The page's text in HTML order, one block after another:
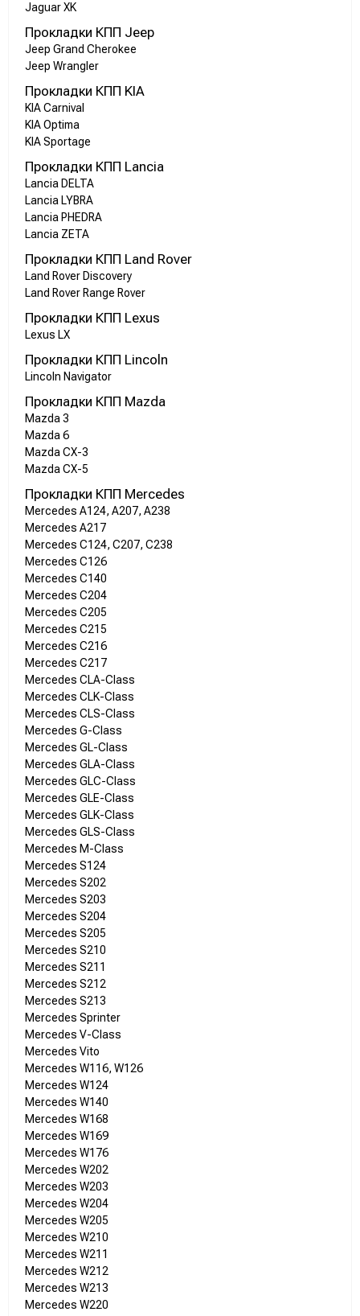
Jaguar XK
Прокладки КПП Jeep
Jeep Grand Cherokee
Jeep Wrangler
Прокладки КПП KIA
KIA Carnival
KIA Optima
KIA Sportage
Прокладки КПП Lancia
Lancia DELTA
Lancia LYBRA
Lancia PHEDRA
Lancia ZETA
Прокладки КПП Land Rover
Land Rover Discovery
Land Rover Range Rover
Прокладки КПП Lexus
Lexus LX
Прокладки КПП Lincoln
Lincoln Navigator
Прокладки КПП Mazda
Mazda 3
Mazda 6
Mazda CX-3
Mazda CX-5
Прокладки КПП Mercedes
Mercedes A124, A207, A238
Mercedes A217
Mercedes C124, C207, C238
Mercedes C126
Mercedes C140
Mercedes C204
Mercedes C205
Mercedes C215
Mercedes C216
Mercedes C217
Mercedes CLA-Class
Mercedes CLK-Class
Mercedes CLS-Class
Mercedes G-Class
Mercedes GL-Class
Mercedes GLA-Class
Mercedes GLC-Class
Mercedes GLE-Class
Mercedes GLK-Class
Mercedes GLS-Class
Mercedes M-Class
Mercedes S124
Mercedes S202
Mercedes S203
Mercedes S204
Mercedes S205
Mercedes S210
Mercedes S211
Mercedes S212
Mercedes S213
Mercedes Sprinter
Mercedes V-Class
Mercedes Vito
Mercedes W116, W126
Mercedes W124
Mercedes W140
Mercedes W168
Mercedes W169
Mercedes W176
Mercedes W202
Mercedes W203
Mercedes W204
Mercedes W205
Mercedes W210
Mercedes W211
Mercedes W212
Mercedes W213
Mercedes W220